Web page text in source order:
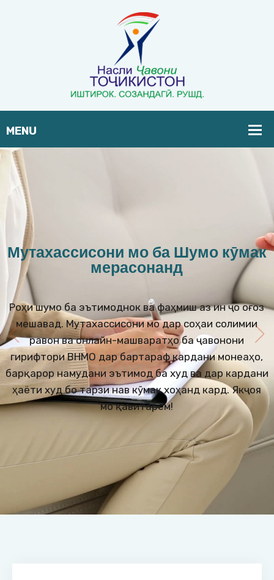
Мутахассисони мо ба Шумо кӯмак
мерасонанд
Роҳи шумо ба эътимоднокӣ ва фаҳмиш аз ин ҷо оғоз
мешавад. Мутахассисони мо дар соҳаи солимии
равонӣ ва онлайн-машваратҳо ба ҷавонони
гирифтори ВНМО дар бартараф кардани монеаҳо,
барқарор намудани эътимод ба худ ва дар кардани
ҳаёти худ бо тарзи нав кӯмак хоҳанд кард. Якҷоя
мо қавитарем!